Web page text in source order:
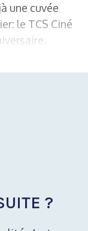
une cuvée
le TCS Ciné
?